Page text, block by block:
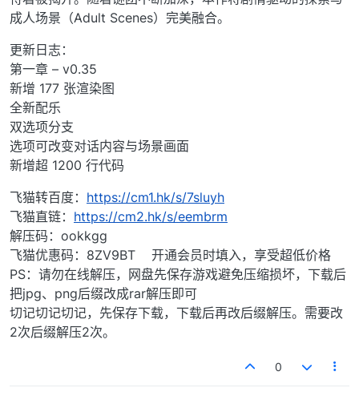
成人场景（Adult Scenes）完美融合。
更新日志：
第一章 – v0.35
新增 177 张渲染图
全新配乐
双选项分支
选项可改变对话内容与场景画面
新增超 1200 行代码
飞猫转百度： https://cm1.hk/s/7sluyh
飞猫直链： https://cm2.hk/s/eembrm
解压码：ookkgg
飞猫优惠码：8ZV9BT 开通会员时填入，享受超低价格
PS：请勿在线解压，网盘先保存游戏避免压缩损坏，下载后
把jpg、png后缀改成rar解压即可
切记切记切记，先保存下载，下载后再改后缀解压。需要改
2次后缀解压2次。
0